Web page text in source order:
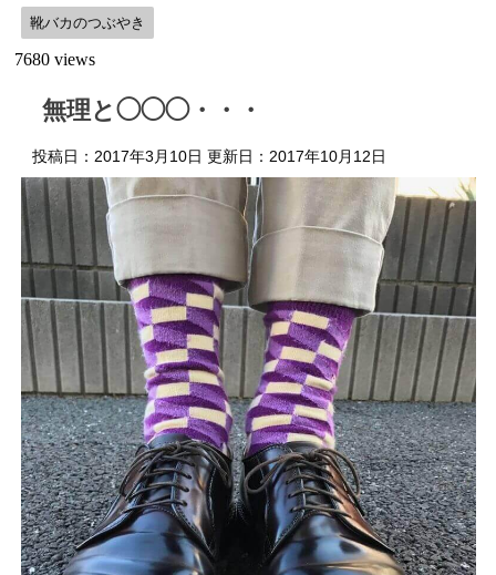
靴バカのつぶやき
7680 views
無理と◯◯◯・・・
投稿日：2017年3月10日 更新日： 2017年10月12日